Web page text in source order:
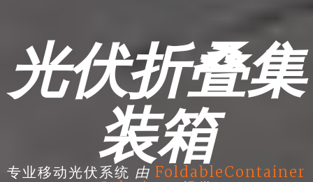
光伏折叠集
装箱
专业移动光伏系统 由 FoldableContainer